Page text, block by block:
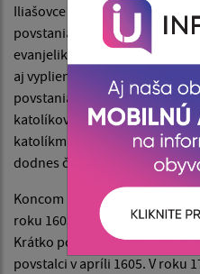
Iliašovce ako fara a stali sa
povstania povstalci kostoly
evanjelikom. V Iliašovciach to
aj vyplienili a katolíckeho
povstania v roku 1683 kostol a
katolíkov. Zemepánmi
katolíkmi, ich tolerancia
dodnes časť obyvateľstva si
Koncom 16. storočia došlo k
roku 1603 mala obec 16
Krátko potom však vyhorela.
povstalci v apríli 1605. V roku